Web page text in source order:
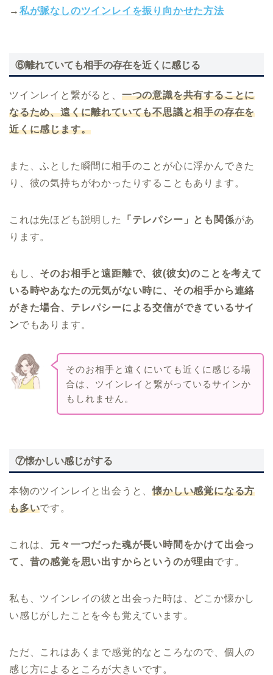
→ 私が脈なしのツインレイを振り向かせた方法
⑥離れていても相手の存在を近くに感じる
ツインレイと繋がると、 一つの意識を共有することに
なるため、遠くに離れていても不思議と相手の存在を
近くに感じます。
また、ふとした瞬間に相手のことが心に浮かんできた
り、彼の気持ちがわかったりすることもあります。
これは先ほども説明した 「テレパシー」とも関係があ
ります。
もし、 そのお相手と遠距離で、彼(彼女)のことを考えて
いる時やあなたの元気がない時に、その相手から連絡
がきた場合、テレパシーによる交信ができているサイ
ンでもあります。
そのお相手と遠くにいても近くに感じる場
合は、ツインレイと繋がっているサインか
もしれません。
⑦懐かしい感じがする
本物のツインレイと出会うと、懐かしい感覚になる方
も多いです。
これは、 元々一つだった魂が長い時間をかけて出会っ
て、昔の感覚を思い出すからというのが理由です。
私も、ツインレイの彼と出会った時は、どこか懐かし
い感じがしたことを今も覚えています。
ただ、これはあくまで感覚的なところなので、個人の
感じ方によるところが大きいです。